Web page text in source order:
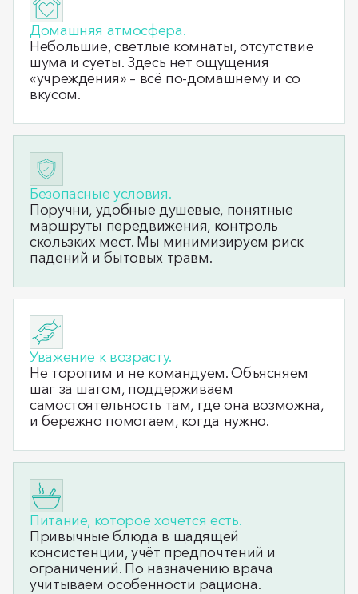
Домашняя атмосфера.
Небольшие, светлые комнаты, отсутствие
шума и суеты. Здесь нет ощущения
«учреждения» – всё по‑домашнему и со
вкусом.
Безопасные условия.
Поручни, удобные душевые, понятные
маршруты передвижения, контроль
скользких мест. Мы минимизируем риск
падений и бытовых травм.
Уважение к возрасту.
Не торопим и не командуем. Объясняем
шаг за шагом, поддерживаем
самостоятельность там, где она возможна,
и бережно помогаем, когда нужно.
Питание, которое хочется есть.
Привычные блюда в щадящей
консистенции, учёт предпочтений и
ограничений. По назначению врача
учитываем особенности рациона.